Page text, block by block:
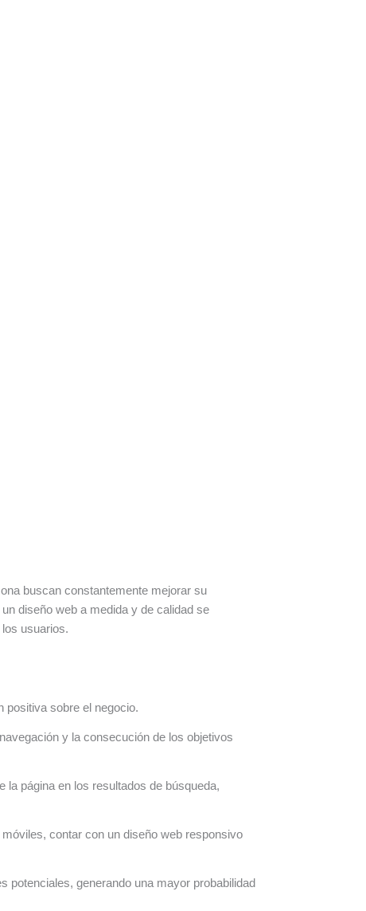
buscan constantemente mejorar su
diseño web a medida y de calidad se
usuarios.
positiva sobre el negocio.
y la consecución de los objetivos
la página en los resultados de búsqueda,
contar con un diseño web responsivo
potenciales, generando una mayor probabilidad